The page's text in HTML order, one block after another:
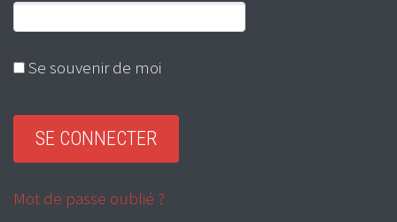
Se souvenir de moi
Mot de passe oublié ?